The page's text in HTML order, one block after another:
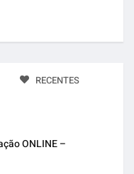
RECENTES
ONLINE –